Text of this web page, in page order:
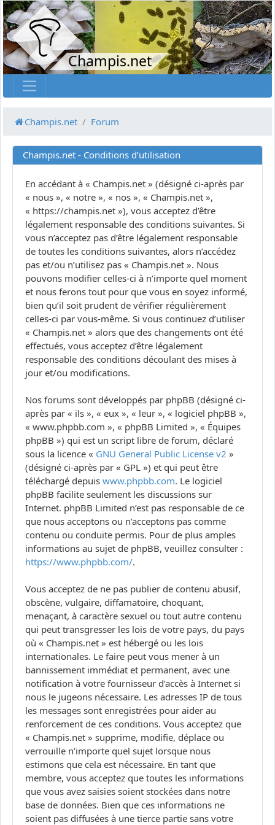
Champis.net
Champis.net Forum
Champis.net - Conditions d’utilisation
En accédant à « Champis.net » (désigné ci-après par
« nous », « notre », « nos », « Champis.net »,
« https://champis.net »), vous acceptez d’être
légalement responsable des conditions suivantes. Si
vous n’acceptez pas d’être légalement responsable
de toutes les conditions suivantes, alors n’accédez
pas et/ou n’utilisez pas « Champis.net ». Nous
pouvons modifier celles-ci à n’importe quel moment
et nous ferons tout pour que vous en soyez informé,
bien qu’il soit prudent de vérifier régulièrement
celles-ci par vous-même. Si vous continuez d’utiliser
« Champis.net » alors que des changements ont été
effectués, vous acceptez d’être légalement
responsable des conditions découlant des mises à
jour et/ou modifications.
Nos forums sont développés par phpBB (désigné ci-
après par « ils », « eux », « leur », « logiciel phpBB »,
« www.phpbb.com », « phpBB Limited », « Équipes
phpBB ») qui est un script libre de forum, déclaré
sous la licence « GNU General Public License v2 »
(désigné ci-après par « GPL ») et qui peut être
téléchargé depuis www.phpbb.com. Le logiciel
phpBB facilite seulement les discussions sur
Internet. phpBB Limited n’est pas responsable de ce
que nous acceptons ou n’acceptons pas comme
contenu ou conduite permis. Pour de plus amples
informations au sujet de phpBB, veuillez consulter :
https://www.phpbb.com/.
Vous acceptez de ne pas publier de contenu abusif,
obscène, vulgaire, diffamatoire, choquant,
menaçant, à caractère sexuel ou tout autre contenu
qui peut transgresser les lois de votre pays, du pays
où « Champis.net » est hébergé ou les lois
internationales. Le faire peut vous mener à un
bannissement immédiat et permanent, avec une
notification à votre fournisseur d’accès à Internet si
nous le jugeons nécessaire. Les adresses IP de tous
les messages sont enregistrées pour aider au
renforcement de ces conditions. Vous acceptez que
« Champis.net » supprime, modifie, déplace ou
verrouille n’importe quel sujet lorsque nous
estimons que cela est nécessaire. En tant que
membre, vous acceptez que toutes les informations
que vous avez saisies soient stockées dans notre
base de données. Bien que ces informations ne
soient pas diffusées à une tierce partie sans votre